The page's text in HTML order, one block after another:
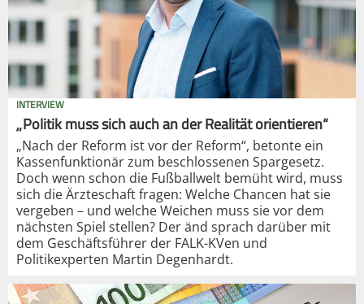
INTERVIEW
„Politik muss sich auch an der Realität orientieren“
„Nach der Reform ist vor der Reform“, betonte ein
Kassenfunktionär zum beschlossenen Spargesetz.
Doch wenn schon die Fußballwelt bemüht wird, muss
sich die Ärzteschaft fragen: Welche Chancen hat sie
vergeben – und welche Weichen muss sie vor dem
nächsten Spiel stellen? Der änd sprach darüber mit
dem Geschäftsführer der FALK-KVen und
Politikexperten Martin Degenhardt.